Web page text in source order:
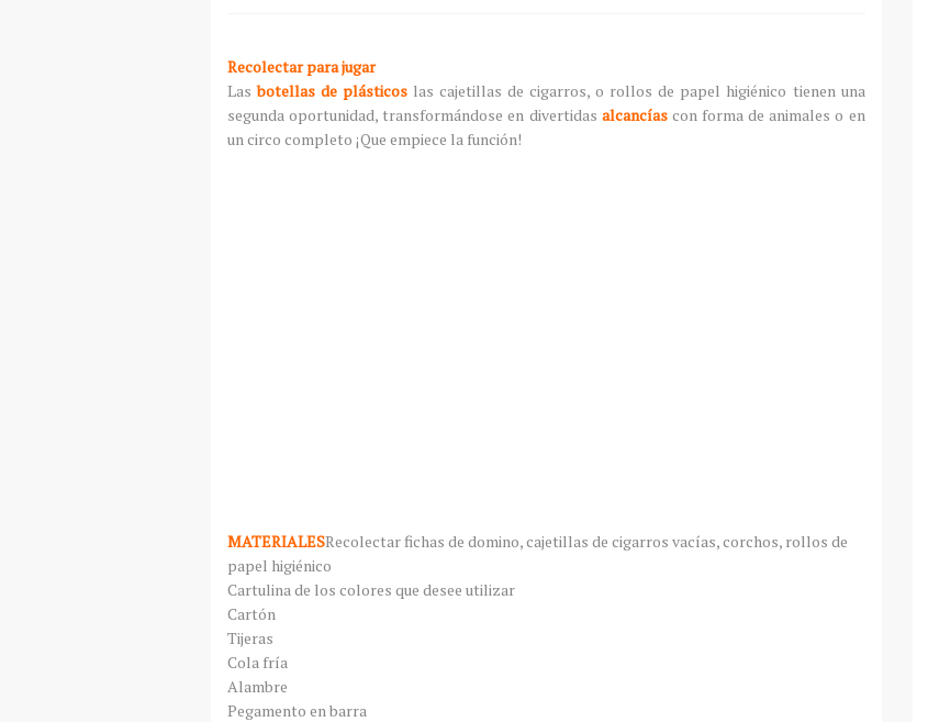
Recolectar para jugar
Lasbotellas de plásticos las cajetillas de cigarros, o rollos de papel higiénico tienen una
segunda oportunidad, transformándose en divertidas alcancíascon forma de animales o en
un circo completo ¡Que empiece la función!
MATERIALESRecolectar fichas de domino, cajetillas de cigarros vacías, corchos, rollos de
papel higiénico
Cartulina de los colores que desee utilizar
Cartón
Tijeras
Cola fría
Alambre
Pegamento en barra